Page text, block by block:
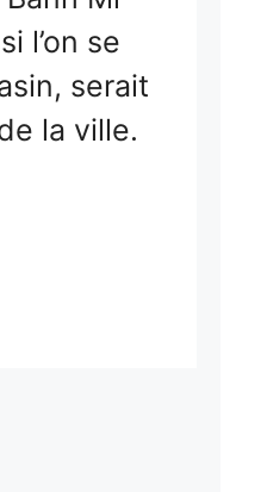
l’on se
serait
la ville.